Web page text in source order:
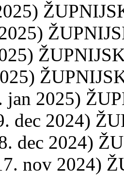
jan 2025)
dec 2024)
dec 2024)
nov 2024)